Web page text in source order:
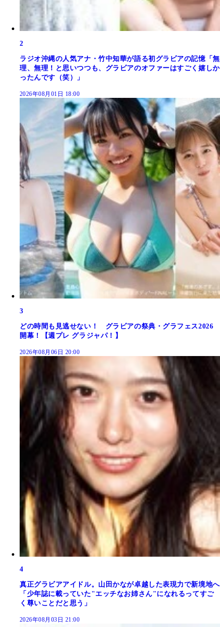
2
ラジオ沖縄の人気アナ・竹中知華が語る初グラビアの記憶「無
理、無理！と思いつつも、グラビアのオファーはすごく嬉しか
ったんです（笑）」
2026年08月01日 18:00
3
どの時間も見逃せない！ グラビアの祭典・グラフェス2026
開幕！【週プレ グラジャパ！】
2026年08月06日 20:00
4
真正グラビアアイドル。山田かなが卓越した表現力で新境地へ
「少年誌に載っていた"エッチなお姉さん"になれるってすご
く尊いことだと思う」
2026年08月03日 21:00